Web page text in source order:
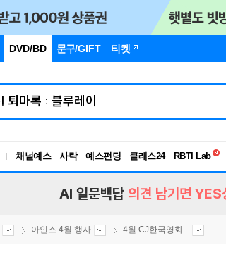
DVD/BD 문구/GIFT 티켓
채널예스 사락 예스펀딩 클래스24
독서유형검사
AI 일문백답 의견 남기면 YES
아인스 4월 행사 4월 CJ한국영화...